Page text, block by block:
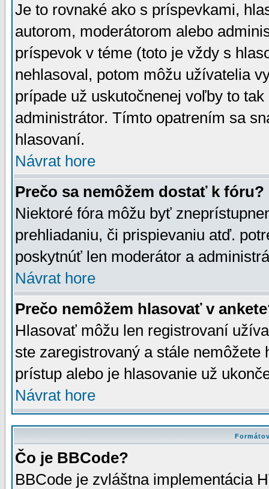
Je to rovnaké ako s príspevkami,
autorom, moderátorom alebo
príspevok v téme (toto je vždy s
nehlasoval, potom môžu užívatelia
prípade už uskutočnenej voľby to
administrátor. Tímto opatrením sa
hlasovaní.
Návrat hore
Prečo sa nemôžem dostať k fóru?
Niektoré fóra môžu byť
prehliadaniu, či prispievaniu atď.
poskytnúť len moderátor a
Návrat hore
Prečo nemôžem hlasovať v
Hlasovať môžu len registrovaní
ste zaregistrovaný a stále
prístup alebo je hlasovanie už
Návrat hore
Čo je BBCode?
BBCode je zvláštna implementácia